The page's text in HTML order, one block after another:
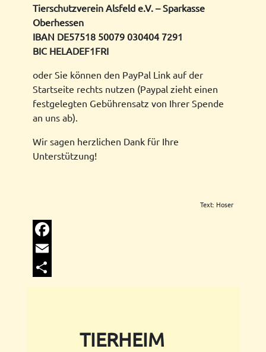
Tierschutzverein Alsfeld e.V. – Sparkasse
Oberhessen
IBAN DE57518 50079 030404 7291
BIC HELADEF1FRI
oder Sie können den PayPal Link auf der
Startseite rechts nutzen (Paypal zieht einen
festgelegten Gebührensatz von Ihrer Spende
an uns ab).
Wir sagen herzlichen Dank für Ihre
Unterstützung!
Text: Hoser
Facebook
Email
TIERHEIM